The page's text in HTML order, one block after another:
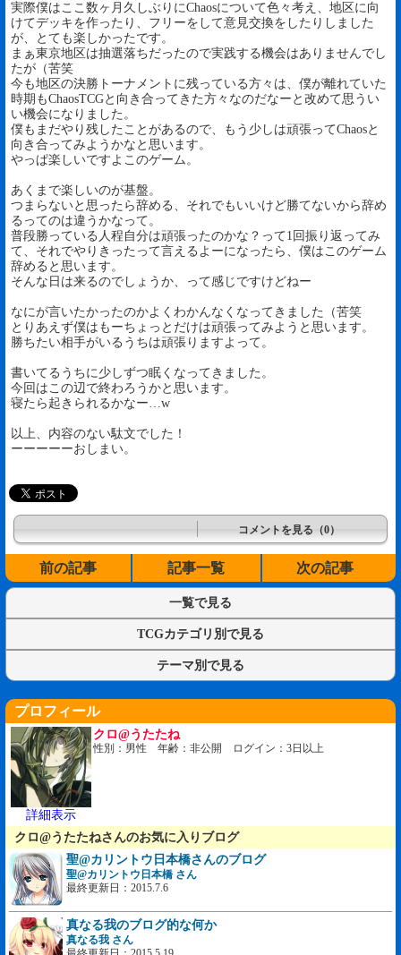
実際僕はここ数ヶ月久しぶりにChaosについて色々考え、地区に向
けてデッキを作ったり、フリーをして意見交換をしたりしました
が、とても楽しかったです。
まぁ東京地区は抽選落ちだったので実践する機会はありませんでし
たが（苦笑
今も地区の決勝トーナメントに残っている方々は、僕が離れていた
時期もChaosTCGと向き合ってきた方々なのだなーと改めて思うい
い機会になりました。
僕もまだやり残したことがあるので、もう少しは頑張ってChaosと
向き合ってみようかなと思います。
やっぱ楽しいですよこのゲーム。
あくまで楽しいのが基盤。
つまらないと思ったら辞める、それでもいいけど勝てないから辞め
るってのは違うかなって。
普段勝っている人程自分は頑張ったのかな？って1回振り返ってみ
て、それでやりきったって言えるよーになったら、僕はこのゲーム
辞めると思います。
そんな日は来るのでしょうか、って感じですけどねー
なにが言いたかったのかよくわかんなくなってきました（苦笑
とりあえず僕はもーちょっとだけは頑張ってみようと思います。
勝ちたい相手がいるうちは頑張りますよって。
書いてるうちに少しずつ眠くなってきました。
今回はこの辺で終わろうかと思います。
寝たら起きられるかなー…w
以上、内容のない駄文でした！
ーーーーーおしまい。
コメントを見る（0）
前の記事 記事一覧 次の記事
一覧で見る
TCGカテゴリ別で見る
テーマ別で見る
プロフィール
詳細表示
クロ@うたたね
性別：男性 年齢：非公開 ログイン：3日以上
クロ@うたたねさんのお気に入りブログ
聖@カリントウ日本橋さんのブログ
聖@カリントウ日本橋 さん
最終更新日：2015.7.6
真なる我のブログ的な何か
真なる我 さん